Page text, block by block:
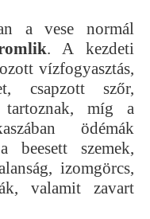
a vese normál
. A kezdeti
vízfogyasztás,
csapzott szőr,
tartoznak, míg a
ödémák
szemek,
izomgörcs,
valamit zavart